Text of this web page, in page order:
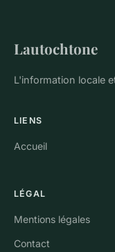
Lautochtone
L'information locale
LIENS
Accueil
LÉGAL
Mentions légales
Contact